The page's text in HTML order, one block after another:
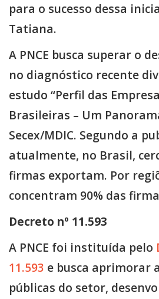
para o sucesso dessa
Tatiana.
A PNCE busca superar o
no diagnóstico recente
estudo “Perfil das
Brasileiras – Um
Secex/MDIC. Segundo a
atualmente, no Brasil,
firmas exportam. Por
concentram 90% das
Decreto nº 11.593
A PNCE foi instituída pelo
11.593 e busca aprimorar
públicas do setor,